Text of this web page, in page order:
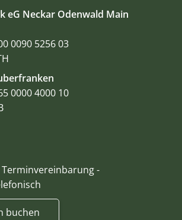
eG Neckar Odenwald Main
0090 5256 03
0000 4000 10
-
buchen